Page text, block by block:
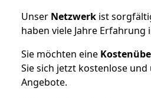
Unser Netzwerk ist
haben viele Jahre Erfahrung
Sie möchten eine
Sie sich jetzt kostenlose
Angebote.